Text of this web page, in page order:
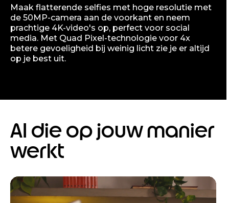
Maak flatterende selfies met hoge resolutie met
de 50MP-camera aan de voorkant en neem
prachtige 4K-video's op, perfect voor social
media. Met Quad Pixel-technologie voor 4x
betere gevoeligheid bij weinig licht zie je er altijd
op je best uit.
AI die op jouw manier
werkt